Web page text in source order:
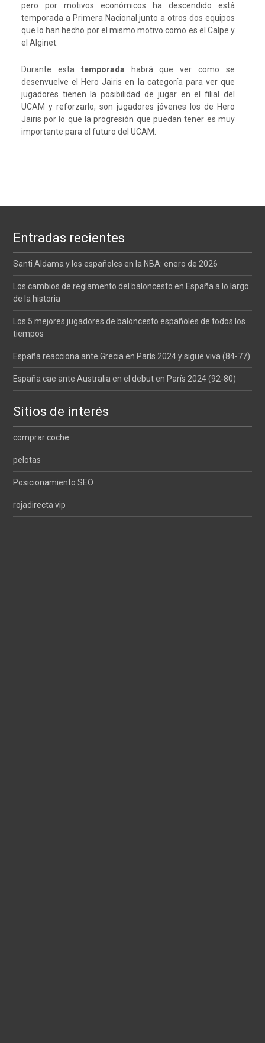
pero por motivos económicos ha descendido está
temporada a Primera Nacional junto a otros dos equipos
que lo han hecho por el mismo motivo como es el Calpe y
el Alginet.
Durante esta temporada habrá que ver como se
desenvuelve el Hero Jairis en la categoría para ver que
jugadores tienen la posibilidad de jugar en el filial del
UCAM y reforzarlo, son jugadores jóvenes los de Hero
Jairis por lo que la progresión que puedan tener es muy
importante para el futuro del UCAM.
Entradas recientes
Santi Aldama y los españoles en la NBA: enero de 2026
Los cambios de reglamento del baloncesto en España a lo largo
de la historia
Los 5 mejores jugadores de baloncesto españoles de todos los
tiempos
España reacciona ante Grecia en París 2024 y sigue viva (84-77)
España cae ante Australia en el debut en París 2024 (92-80)
Sitios de interés
comprar coche
pelotas
Posicionamiento SEO
rojadirecta vip